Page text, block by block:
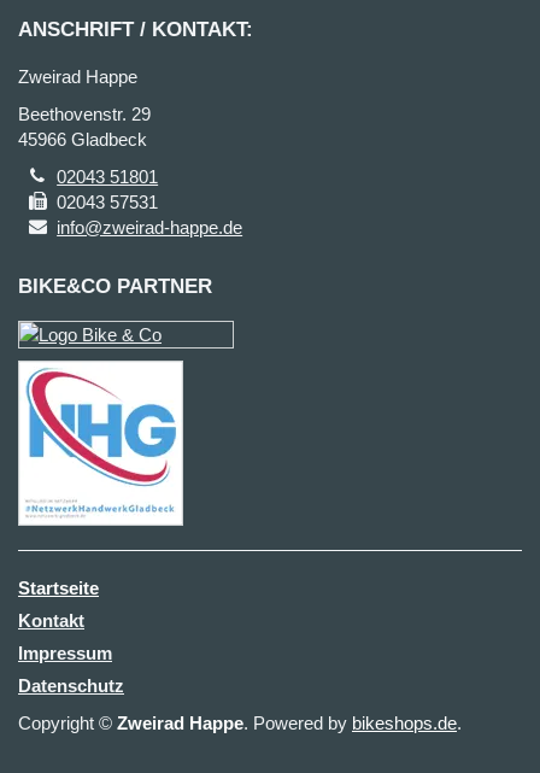
ANSCHRIFT / KONTAKT:
Zweirad Happe
Beethovenstr. 29
45966 Gladbeck
02043 51801
02043 57531
info@zweirad-happe.de
BIKE&CO PARTNER
Startseite
Kontakt
Impressum
Datenschutz
Copyright © Zweirad Happe. Powered by bikeshops.de.